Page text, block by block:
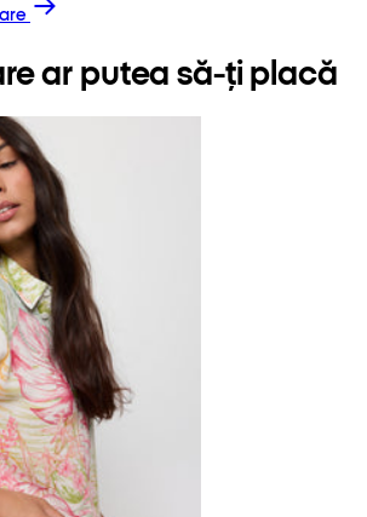
ar putea să-ți placă